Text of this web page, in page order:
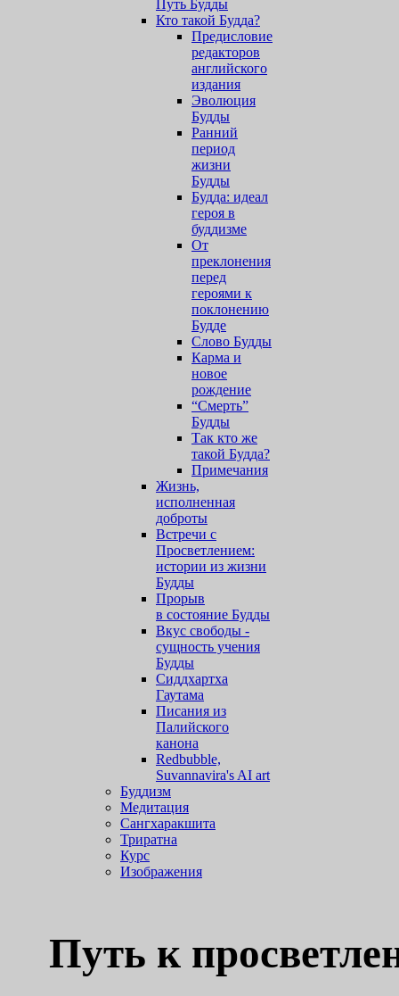
Путь Будды
Кто такой Будда?
Предисловие
редакторов
английского
издания
Эволюция
Будды
Ранний
период
жизни
Будды
Будда: идеал
героя в
буддизме
От
преклонения
перед
героями к
поклонению
Будде
Слово Будды
Карма и
новое
рождение
“Смерть”
Будды
Так кто же
такой Будда?
Примечания
Жизнь,
исполненная
доброты
Встречи с
Просветлением:
истории из жизни
Будды
Прорыв
в состояние Будды
Вкус свободы -
сущность учения
Будды
Сиддхартха
Гаутама
Писания из
Палийского
канона
Redbubble,
Suvannavira's AI art
Буддизм
Медитация
Сангхаракшита
Триратна
Курс
Изображения
Путь к